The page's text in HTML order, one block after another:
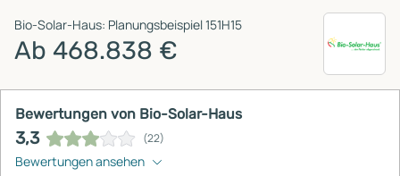
Bio-Solar-Haus: Planungsbeispiel 151H15
Ab 468.838 €
Bewertungen von Bio-Solar-Haus
3,3 (22)
Bewertungen ansehen